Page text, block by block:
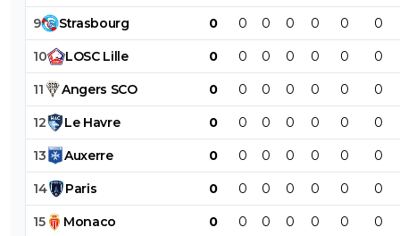
9 Strasbourg 0 0 0 0 0 0 0
10 LOSC Lille 0 0 0 0 0 0 0
11 Angers SCO 0 0 0 0 0 0 0
12 Le Havre 0 0 0 0 0 0 0
13 Auxerre 0 0 0 0 0 0 0
14 Paris 0 0 0 0 0 0 0
15 Monaco 0 0 0 0 0 0 0